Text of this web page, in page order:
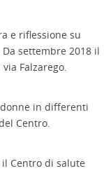
e riflessione su
settembre 2018 il
Falzarego.
donne in differenti
Centro.
Centro di salute